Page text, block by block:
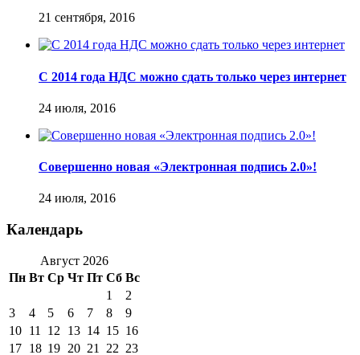
21 сентября, 2016
С 2014 года НДС можно сдать только через интернет
24 июля, 2016
Совершенно новая «Электронная подпись 2.0»!
24 июля, 2016
Календарь
Август 2026
Пн Вт Ср Чт Пт Сб Вс
1
2
3
4 5 6 7 8
9
10 11 12 13 14 15 16
17 18 19 20 21 22 23